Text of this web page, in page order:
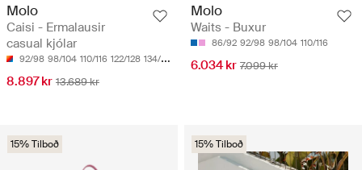
Molo
Caisi - Ermalausir
casual kjólar
92/98 98/104 110/116 122/128 134/140
8.897 kr 13.689 kr
Molo
Waits - Buxur
86/92 92/98 98/104 110/116
6.034 kr 7.099 kr
15% Tilboð 15% Tilboð